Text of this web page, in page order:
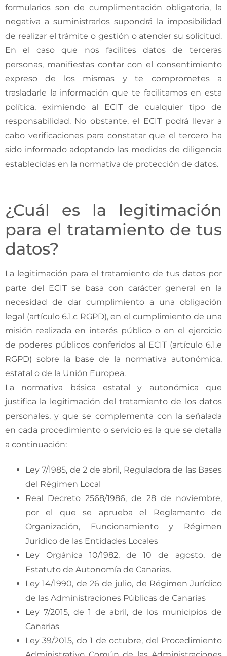
formularios son de cumplimentación obligatoria, la
negativa a suministrarlos supondrá la imposibilidad
de realizar el trámite o gestión o atender su solicitud.
En el caso que nos facilites datos de terceras
personas, manifiestas contar con el consentimiento
expreso de los mismas y te comprometes a
trasladarle la información que te facilitamos en esta
política, eximiendo al ECIT de cualquier tipo de
responsabilidad. No obstante, el ECIT podrá llevar a
cabo verificaciones para constatar que el tercero ha
sido informado adoptando las medidas de diligencia
establecidas en la normativa de protección de datos.
¿Cuál es la legitimación
para el tratamiento de tus
datos?
La legitimación para el tratamiento de tus datos por
parte del ECIT se basa con carácter general en la
necesidad de dar cumplimiento a una obligación
legal (artículo 6.1.c RGPD), en el cumplimiento de una
misión realizada en interés público o en el ejercicio
de poderes públicos conferidos al ECIT (artículo 6.1.e
RGPD) sobre la base de la normativa autonómica,
estatal o de la Unión Europea.
La normativa básica estatal y autonómica que
justifica la legitimación del tratamiento de los datos
personales, y que se complementa con la señalada
en cada procedimiento o servicio es la que se detalla
a continuación:
Ley 7/1985, de 2 de abril, Reguladora de las Bases
del Régimen Local
Real Decreto 2568/1986, de 28 de noviembre,
por el que se aprueba el Reglamento de
Organización, Funcionamiento y Régimen
Jurídico de las Entidades Locales
Ley Orgánica 10/1982, de 10 de agosto, de
Estatuto de Autonomía de Canarias.
Ley 14/1990, de 26 de julio, de Régimen Jurídico
de las Administraciones Públicas de Canarias
Ley 7/2015, de 1 de abril, de los municipios de
Canarias
Ley 39/2015, do 1 de octubre, del Procedimiento